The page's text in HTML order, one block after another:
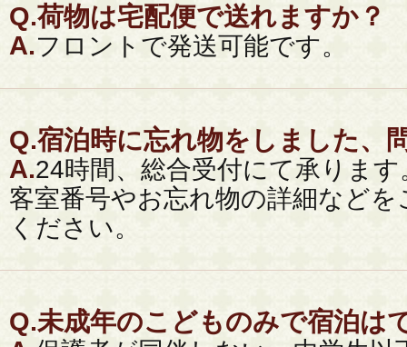
Q.荷物は宅配便で送れますか？
A.フロントで発送可能です。
Q.宿泊時に忘れ物をしました、
A.24時間、総合受付にて承りま
客室番号やお忘れ物の詳細など
ください。
Q.未成年のこどものみで宿泊は